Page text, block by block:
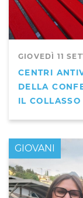
GIOVEDÌ 11
CENTRI
DELLA
IL
GIOVANI